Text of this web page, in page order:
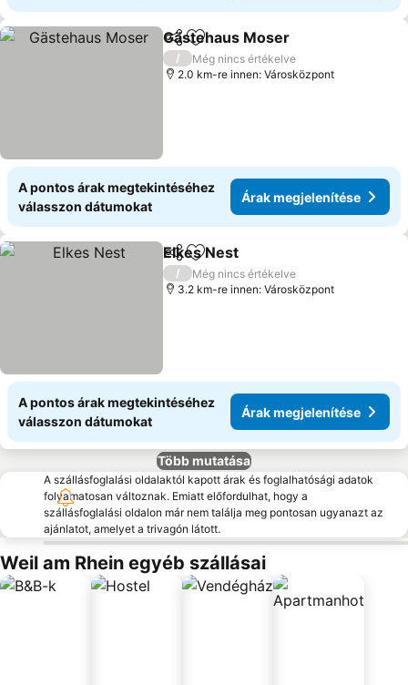
Megosztás
Hozzáadás a kedvencekhez
Gästehaus Moser
/
Még nincs értékelve
2.0 km-re innen: Városközpont
A pontos árak megtekintéséhez
válasszon dátumokat
Árak megjelenítése
Megosztás
Hozzáadás a kedvencekhez
Elkes Nest
/
Még nincs értékelve
3.2 km-re innen: Városközpont
A pontos árak megtekintéséhez
válasszon dátumokat
Árak megjelenítése
Több mutatása
A szállásfoglalási oldalaktól kapott árak és foglalhatósági adatok
folyamatosan változnak. Emiatt előfordulhat, hogy a
szállásfoglalási oldalon már nem találja meg pontosan ugyanazt az
ajánlatot, amelyet a trivagón látott.
Weil am Rhein egyéb szállásai